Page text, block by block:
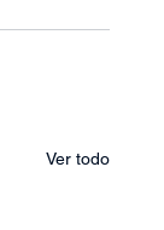
Ver todo